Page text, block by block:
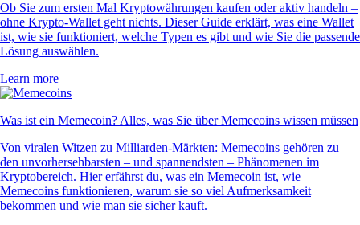
Ob Sie zum ersten Mal Kryptowährungen kaufen oder aktiv handeln –
ohne Krypto-Wallet geht nichts. Dieser Guide erklärt, was eine Wallet
ist, wie sie funktioniert, welche Typen es gibt und wie Sie die passende
Lösung auswählen.
Learn more
Was ist ein Memecoin? Alles, was Sie über Memecoins wissen müssen
Von viralen Witzen zu Milliarden-Märkten: Memecoins gehören zu
den unvorhersehbarsten – und spannendsten – Phänomenen im
Kryptobereich. Hier erfährst du, was ein Memecoin ist, wie
Memecoins funktionieren, warum sie so viel Aufmerksamkeit
bekommen und wie man sie sicher kauft.